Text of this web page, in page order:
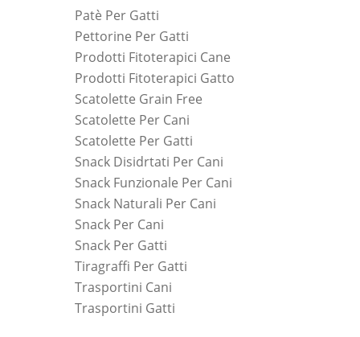
Patè Per Gatti
Pettorine Per Gatti
Prodotti Fitoterapici Cane
Prodotti Fitoterapici Gatto
Scatolette Grain Free
Scatolette Per Cani
Scatolette Per Gatti
Snack Disidrtati Per Cani
Snack Funzionale Per Cani
Snack Naturali Per Cani
Snack Per Cani
Snack Per Gatti
Tiragraffi Per Gatti
Trasportini Cani
Trasportini Gatti